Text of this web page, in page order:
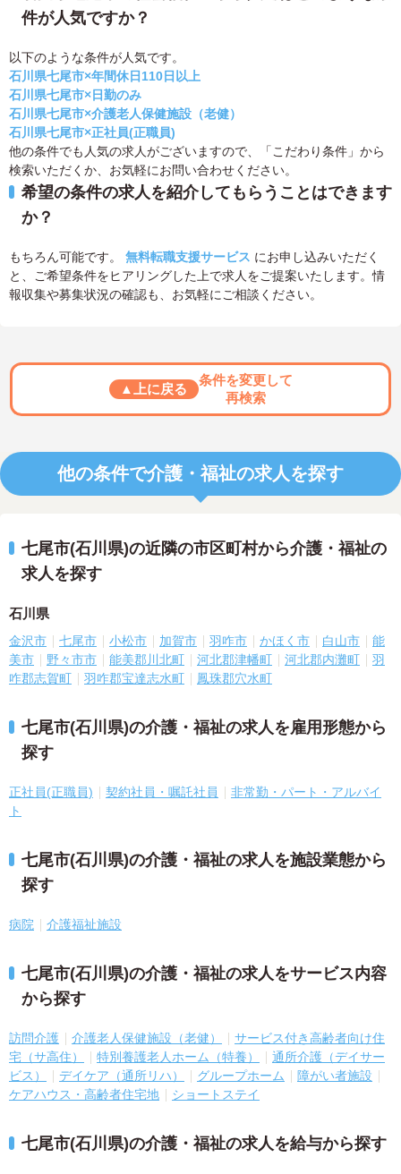
件が人気ですか？
以下のような条件が人気です。
石川県七尾市×年間休日110日以上
石川県七尾市×日勤のみ
石川県七尾市×介護老人保健施設（老健）
石川県七尾市×正社員(正職員)
他の条件でも人気の求人がございますので、「こだわり条件」から
検索いただくか、お気軽にお問い合わせください。
希望の条件の求人を紹介してもらうことはできます
か？
もちろん可能です。 無料転職支援サービス にお申し込みいただく
と、ご希望条件をヒアリングした上で求人をご提案いたします。情
報収集や募集状況の確認も、お気軽にご相談ください。
▲上に戻る
条件を変更して
再検索
他の条件で介護・福祉の求人を探す
七尾市(石川県)の近隣の市区町村から介護・福祉の
求人を探す
石川県
金沢市 七尾市 小松市 加賀市 羽咋市 かほく市 白山市
能
美市
野々市市 能美郡川北町 河北郡津幡町 河北郡内灘町
羽
咋郡志賀町
羽咋郡宝達志水町 鳳珠郡穴水町
七尾市(石川県)の介護・福祉の求人を雇用形態から
探す
正社員(正職員) 契約社員・嘱託社員
非常勤・パート・アルバイ
ト
七尾市(石川県)の介護・福祉の求人を施設業態から
探す
病院 介護福祉施設
七尾市(石川県)の介護・福祉の求人をサービス内容
から探す
訪問介護 介護老人保健施設（老健）
サービス付き高齢者向け住
宅（サ高住）
特別養護老人ホーム（特養）
通所介護（デイサー
ビス）
デイケア（通所リハ） グループホーム
障がい者施設
ケアハウス・高齢者住宅地
ショートステイ
七尾市(石川県)の介護・福祉の求人を給与から探す